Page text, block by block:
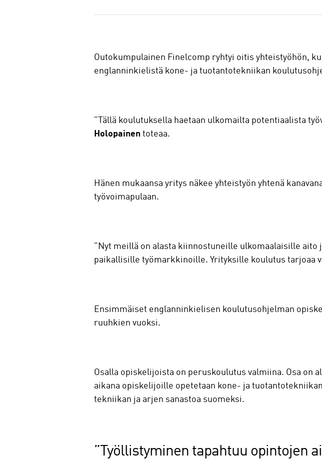
a
Outokumpulainen Finelcomp ryhtyi oitis yhteistyöhön,
englanninkielistä kone- ja tuotantotekniikan
”Tällä koulutuksella haetaan ulkomailta potentiaalista
Holopainen toteaa.
Hänen mukaansa yritys näkee yhteistyön yhtenä
työvoimapulaan.
”Nyt meillä on alasta kiinnostuneille ulkomaalaisille
paikallisille työmarkkinoille. Yrityksille koulutus tarjoaa
Ensimmäiset englanninkielisen koulutusohjelman
ruuhkien vuoksi.
Osalla opiskelijoista on peruskoulutus valmiina. Osa on
aikana opiskelijoille opetetaan kone- ja
tekniikan ja arjen sanastoa suomeksi.
”Työllistyminen tapahtuu opintojen